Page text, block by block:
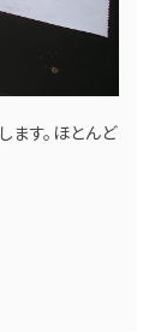
ます。ほとんど